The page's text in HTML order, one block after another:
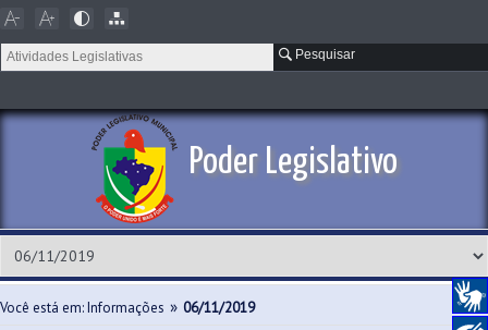
Pesquisar
Poder Legislativo
Você está em: Informações » 06/11/2019